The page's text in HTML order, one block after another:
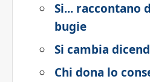
Si... raccontano
bugie
Si cambia
Chi dona lo